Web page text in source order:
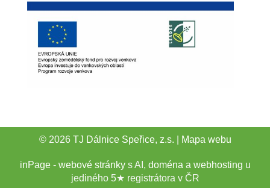
© 2026 TJ Dálnice Speřice, z.s. Mapa webu
inPage- webové stránkys AI, doména a webhosting u
jediného 5★ registrátora v ČR